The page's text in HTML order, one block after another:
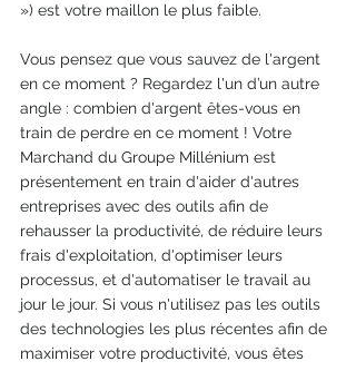
») est votre maillon le plus faible.
Vous pensez que vous sauvez de l'argent
en ce moment ? Regardez l'un d’un autre
angle : combien d'argent êtes-vous en
train de perdre en ce moment ! Votre
Marchand du Groupe Millénium est
présentement en train d'aider d'autres
entreprises avec des outils afin de
rehausser la productivité, de réduire leurs
frais d'exploitation, d'optimiser leurs
processus, et d'automatiser le travail au
jour le jour. Si vous n'utilisez pas les outils
des technologies les plus récentes afin de
maximiser votre productivité, vous êtes